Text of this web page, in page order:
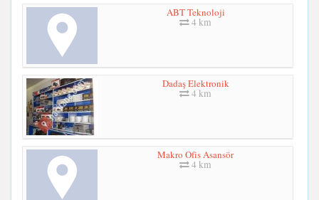
ABT Teknoloji
4 km
Dadaş Elektronik
4 km
Makro Ofis Asansör
4 km